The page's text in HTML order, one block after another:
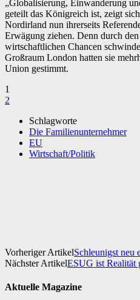
„Globalisierung, Einwanderung
geteilt das Königreich ist, zeigt
Nordirland nun ihrerseits
Erwägung ziehen. Denn durch
wirtschaftlichen Chancen
Großraum London hatten sie
Union gestimmt.
1
2
Schlagworte
Die Familienunternehmer
EU
Wirtschaft/Politik
Vorheriger ArtikelSchleunigst neu
Nächster ArtikelESUG ist Realität
Aktuelle Magazine